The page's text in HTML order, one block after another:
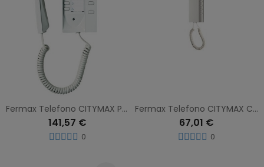
Fermax Telefono CITYMAX Palace Bus3 8084
141,57 €
0
Fermax Telefono CITYMAX Complet 8051
67,01 €
0